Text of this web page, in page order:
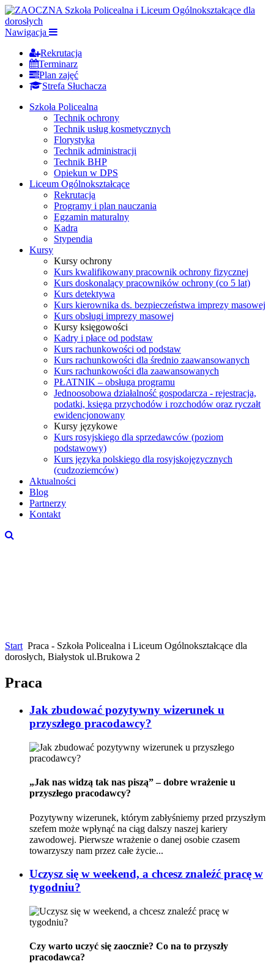
Nawigacja
Rekrutacja
Terminarz
Plan zajęć
Strefa Słuchacza
Szkoła Policealna
Technik ochrony
Technik usług kosmetycznych
Florystyka
Technik administracji
Technik BHP
Opiekun w DPS
Liceum Ogólnokształcące
Rekrutacja
Programy i plan nauczania
Egzamin maturalny
Kadra
Stypendia
Kursy
Kursy ochrony
Kurs kwalifikowany pracownik ochrony fizycznej
Kurs doskonalący pracowników ochrony (co 5 lat)
Kurs detektywa
Kurs kierownika ds. bezpieczeństwa imprezy masowej
Kurs obsługi imprezy masowej
Kursy księgowości
Kadry i płace od podstaw
Kurs rachunkowości od podstaw
Kurs rachunkowości dla średnio zaawansowanych
Kurs rachunkowości dla zaawansowanych
PŁATNIK – obsługa programu
Jednoosobowa działalność gospodarcza - rejestracja,
podatki, księga przychodów i rozchodów oraz ryczałt
ewidencjonowany
Kursy językowe
Kurs rosyjskiego dla sprzedawców (poziom
podstawowy)
Kurs języka polskiego dla rosyjskojęzycznych
(cudzoziemców)
Aktualności
Blog
Partnerzy
Kontakt
Start Praca - Szkoła Policealna i Liceum Ogólnokształcące dla
dorosłych, Białystok ul.Brukowa 2
Praca
Jak zbudować pozytywny wizerunek u
przyszłego pracodawcy?
„Jak nas widzą tak nas piszą” – dobre wrażenie u
przyszłego pracodawcy?
Pozytywny wizerunek, którym zabłyśniemy przed przyszłym
szefem może wpłynąć na ciąg dalszy naszej kariery
zawodowej. Pierwsze wrażenie o danej osobie czasem
towarzyszy nam przez całe życie...
Uczysz się w weekend, a chcesz znaleźć pracę w
tygodniu?
Czy warto uczyć się zaocznie? Co na to przyszły
pracodawca?